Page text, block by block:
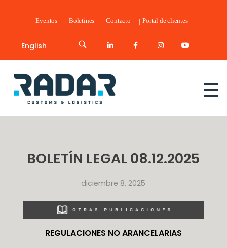
Eventos Boletines Contacto Portal de clientes
English
Radar Customs & Logistics
BOLETÍN LEGAL 08.12.2025
diciembre 8, 2025
REGULACIONES NO ARANCELARIAS